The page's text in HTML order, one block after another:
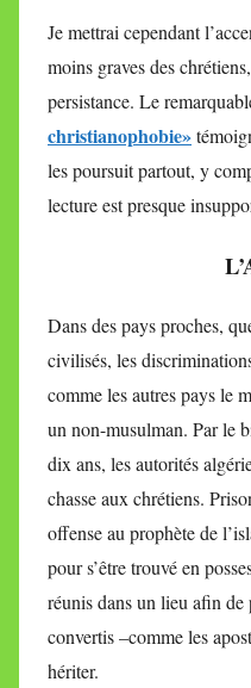
Je mettrai cependant
moins graves des
persistance. Le
christianophobie»
les poursuit partout, y
lecture est presque
Dans des pays proches,
civilisés, les
comme les autres pays le
un non-musulman. Par le
dix ans, les autorités
chasse aux chrétiens.
offense au prophète de
pour s’être trouvé en
réunis dans un lieu afin
convertis –comme les
hériter.